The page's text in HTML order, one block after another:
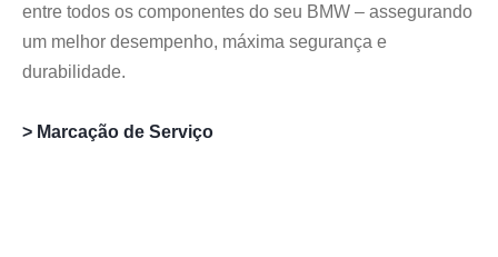
entre todos os componentes do seu BMW – assegurando
um melhor desempenho, máxima segurança e
durabilidade.
> Marcação de Serviço